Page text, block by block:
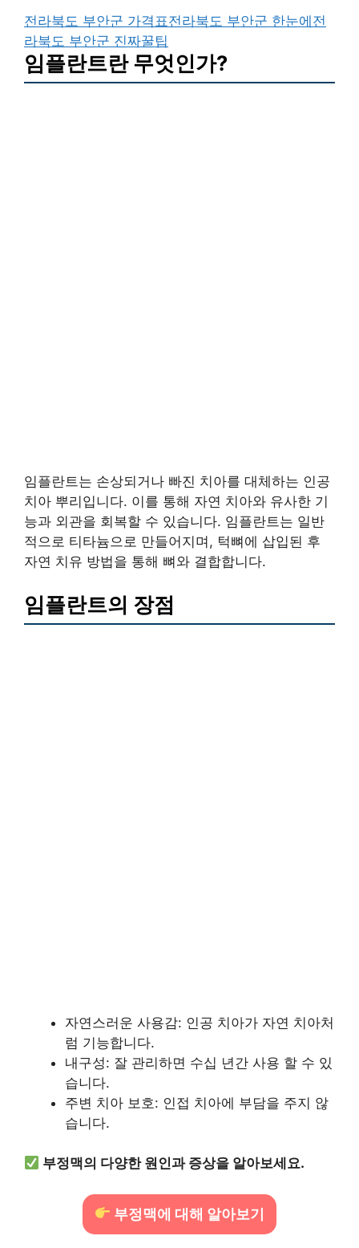
전라북도 부안군 가격표전라북도 부안군 한눈에 전
라북도 부안군 진짜꿀팁
임플란트란 무엇인가?
임플란트는 손상되거나 빠진 치아를 대체하는 인공
치아 뿌리입니다. 이를 통해 자연 치아와 유사한 기
능과 외관을 회복할 수 있습니다. 임플란트는 일반
적으로 티타늄으로 만들어지며, 턱뼈에 삽입된 후
자연 치유 방법을 통해 뼈와 결합합니다.
임플란트의 장점
자연스러운 사용감: 인공 치아가 자연 치아처
럼 기능합니다.
내구성: 잘 관리하면 수십 년간 사용 할 수 있
습니다.
주변 치아 보호: 인접 치아에 부담을 주지 않
습니다.
부정맥의 다양한 원인과 증상을 알아보세요.
부정맥에 대해 알아보기